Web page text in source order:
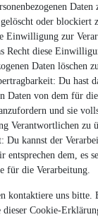
Daten
oder blockiert
Einwilligung zur
Recht diese
Daten löschen
Du hast
Daten von dem für
und sie
Verantwortlichen zu
Du kannst der
entsprechen dem, es
für die Verarbeitung.
kontaktiere uns bitte.
Cookie-